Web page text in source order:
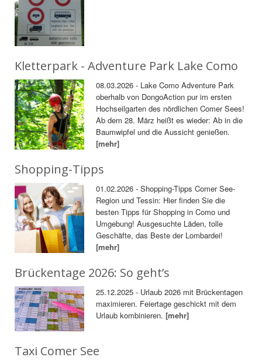
Kletterpark - Adventure Park Lake Como
08.03.2026 - Lake Como Adventure Park
oberhalb von DongoAction pur im ersten
Hochseilgarten des nördlichen Comer Sees!
Ab dem 28. März heißt es wieder: Ab in die
Baumwipfel und die Aussicht genießen.
[mehr]
Shopping-Tipps
01.02.2026 - Shopping-Tipps Comer See-
Region und Tessin: Hier finden Sie die
besten Tipps für Shopping in Como und
Umgebung! Ausgesuchte Läden, tolle
Geschäfte, das Beste der Lombardei!
[mehr]
Brückentage 2026: So geht’s
25.12.2025 - Urlaub 2026 mit Brückentagen
maximieren. Feiertage geschickt mit dem
Urlaub kombinieren.[mehr]
Taxi Comer See